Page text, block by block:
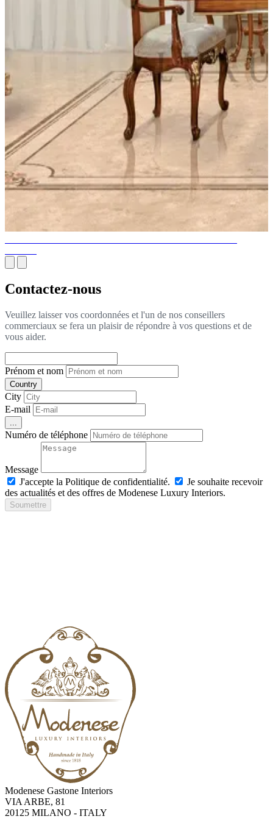
Contactez-nous
Veuillez laisser vos coordonnées et l'un de nos conseillers
commerciaux se fera un plaisir de répondre à vos questions et de
vous aider.
Prénom et nom
Country
City
E-mail
Numéro de téléphone
Message
J'accepte la Politique de confidentialité.
Je souhaite recevoir
des actualités et des offres de Modenese Luxury Interiors.
Soumettre
Modenese Gastone Interiors
VIA ARBE, 81
20125 MILANO - ITALY